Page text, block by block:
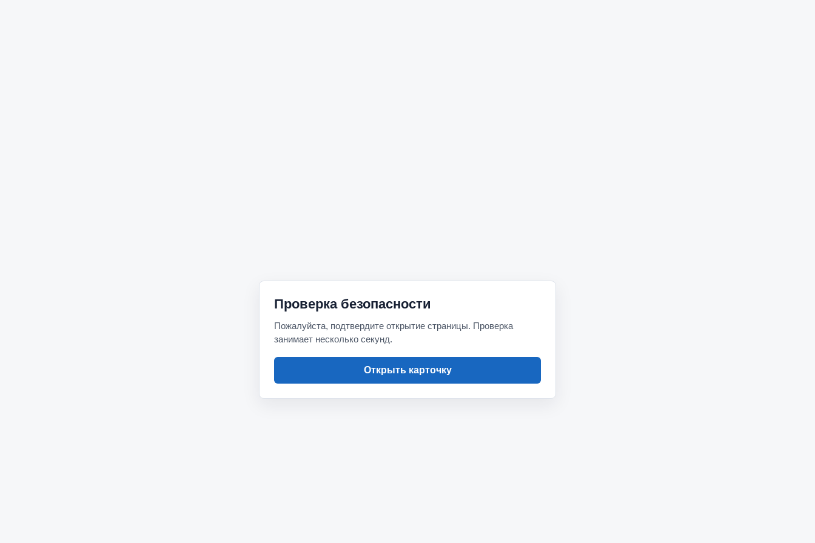
Проверка безопасности
Пожалуйста, подтвердите открытие страницы. Проверка
занимает несколько секунд.
Открыть карточку